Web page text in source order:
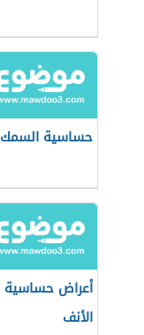
حساسية السمك
أعراض حساسية
الأنف